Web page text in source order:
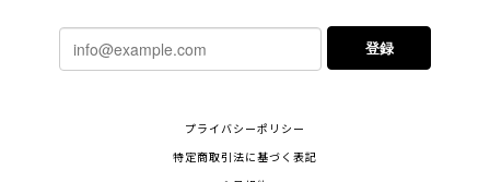
登録
プライバシーポリシー
特定商取引法に基づく表記